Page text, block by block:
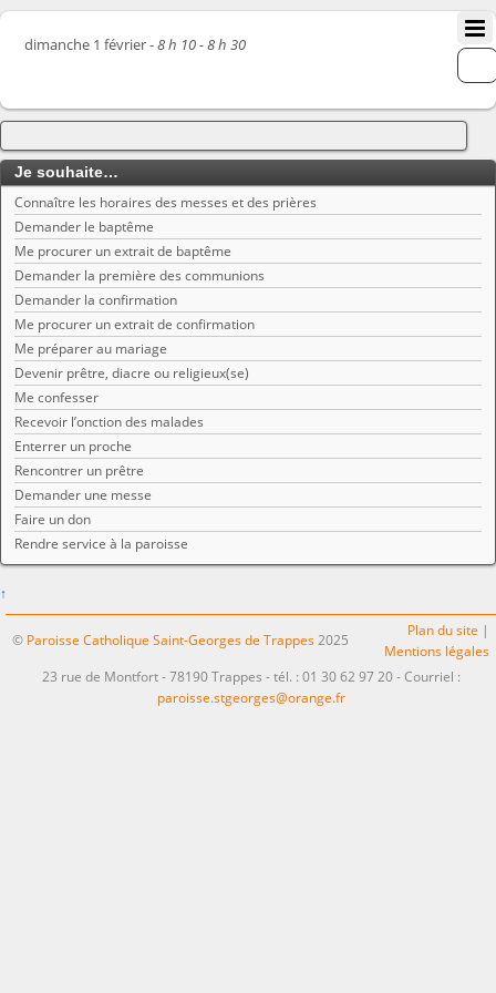
dimanche 1 février -8 h 10 - 8 h 30
Je souhaite…
Connaître les horaires des messes et des prières
Demander le baptême
Me procurer un extrait de baptême
Demander la première des communions
Demander la confirmation
Me procurer un extrait de confirmation
Me préparer au mariage
Devenir prêtre, diacre ou religieux(se)
Me confesser
Recevoir l’onction des malades
Enterrer un proche
Rencontrer un prêtre
Demander une messe
Faire un don
Rendre service à la paroisse
↑
© Paroisse Catholique Saint-Georges de Trappes 2025
Plan du site |
Mentions légales
23 rue de Montfort - 78190 Trappes - tél. : 01 30 62 97 20 - Courriel :
paroisse.stgeorges@orange.fr